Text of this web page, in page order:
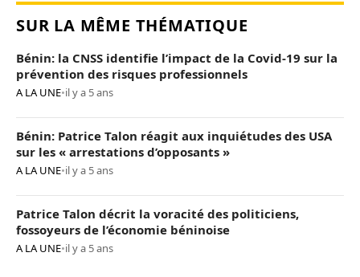
SUR LA MÊME THÉMATIQUE
Bénin: la CNSS identifie l’impact de la Covid-19 sur la
prévention des risques professionnels
A LA UNE•il y a 5 ans
Bénin: Patrice Talon réagit aux inquiétudes des USA
sur les « arrestations d’opposants »
A LA UNE•il y a 5 ans
Patrice Talon décrit la voracité des politiciens,
fossoyeurs de l’économie béninoise
A LA UNE•il y a 5 ans